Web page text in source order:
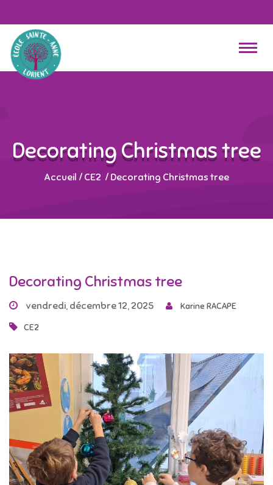
Decorating Christmas tree
Accueil / CE2 / Decorating Christmas tree
Decorating Christmas tree
vendredi, décembre 12, 2025 Karine RACAPE
CE2